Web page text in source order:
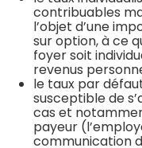
contribuables
l’objet d’une
sur option, à ce
foyer soit
revenus
le taux par
susceptible de
cas et
payeur
communication